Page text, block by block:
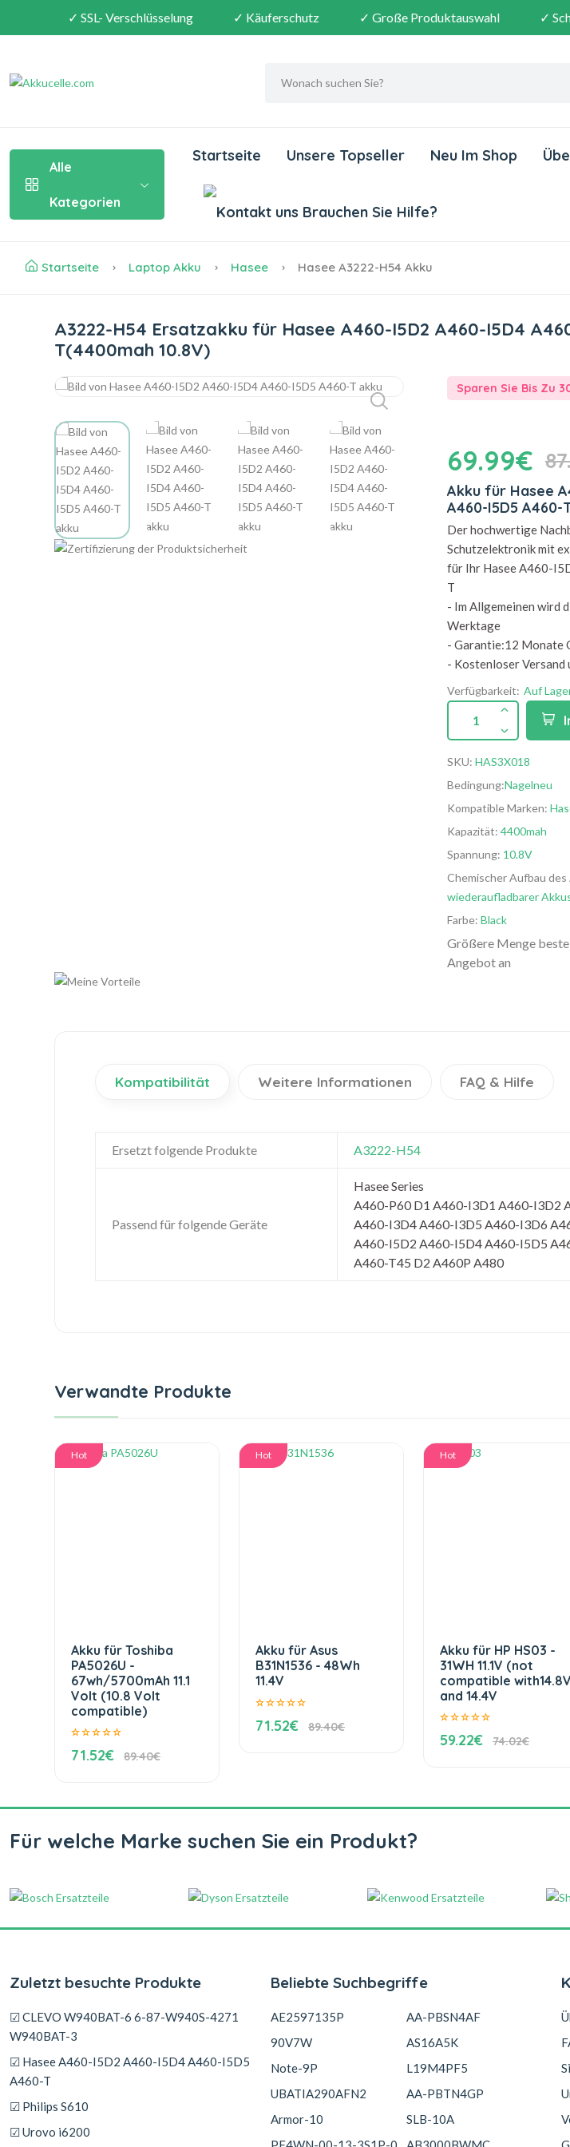
✓ SSL- Verschlüsselung ✓ Käuferschutz ✓ Große Produktauswahl ✓
Alle
Kategorien
Startseite Unsere Topseller Neu Im Shop
Brauchen Sie Hilfe?
Startseite Laptop Akku Hasee Hasee A3222-H54 Akku
A3222-H54 Ersatzakku für Hasee A460-I5D2 A460-I5D4
T(4400mah 10.8V)
Sparen Sie Bis Zu
69.99€
Akku für Hasee
A460-I5D5 A460-
Der hochwertige
Schutzelektronik mit
für Ihr Hasee A460-
T
- Im Allgemeinen wird
Werktage
- Garantie:12 Monate
- Kostenloser Versand
Verfügbarkeit: Auf
1
SKU: HAS3X018
Bedingung:Nagelneu
Kompatible Marken:
Kapazität: 4400mah
Spannung: 10.8V
Chemischer Aufbau des
wiederaufladbarer
Farbe: Black
Größere Menge
Angebot an
Kompatibilität Weitere Informationen FAQ & Hilfe
Ersetzt folgende Produkte A3222-H54
Passend für folgende Geräte
Hasee Series
A460-P60 D1 A460-I3D1 A460-I3D2
A460-I3D4 A460-I3D5 A460-I3D6
A460-I5D2 A460-I5D4 A460-I5D5
A460-T45 D2 A460P A480
Verwandte Produkte
Hot
Akku für Toshiba
PA5026U -
67wh/5700mAh 11.1
Volt (10.8 Volt
compatible)
71.52€ 89.40€
Hot
Akku für Asus
B31N1536 - 48Wh
11.4V
71.52€ 89.40€
Hot
Akku für HP HS03 -
31WH 11.1V (not
compatible with14.8V
and 14.4V
59.22€ 74.02€
Für welche Marke suchen Sie ein Produkt?
Zuletzt besuchte Produkte
☑ CLEVO W940BAT-6 6-87-W940S-4271
W940BAT-3
☑ Hasee A460-I5D2 A460-I5D4 A460-I5D5
A460-T
☑ Philips S610
☑ Urovo i6200
Beliebte Suchbegriffe
AE2597135P
90V7W
Note-9P
UBATIA290AFN2
Armor-10
AA-PBSN4AF
AS16A5K
L19M4PF5
AA-PBTN4GP
SLB-10A